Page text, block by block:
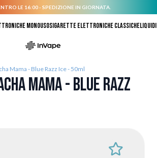
LE 16:00 - SPEDIZIONE IN GIORNATA.
monousoSigarette elettroniche classiche
Mama - Blue Razz Ice - 50ml
Mama - Blue Razz